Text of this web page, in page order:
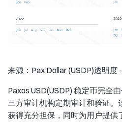
来源：Pax Dollar (USDP)透明度
Paxos USD(USDP) 稳定币完全
三方审计机构定期审计和验证。
获得充分担保，同时为用户提供